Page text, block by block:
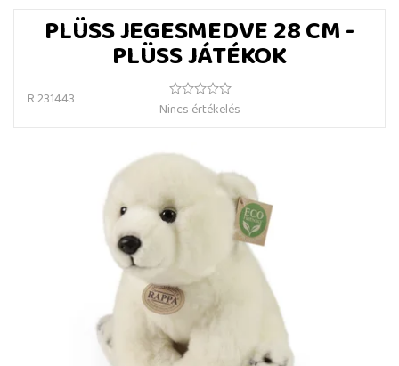
PLÜSS JEGESMEDVE 28 CM -
PLÜSS JÁTÉKOK
R 231443
Nincs értékelés